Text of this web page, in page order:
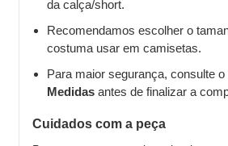
da calça/short.
Recomendamos escolher o
costuma usar em camisetas.
Para maior segurança, consulte
Medidas antes de finalizar a
Cuidados com a peça